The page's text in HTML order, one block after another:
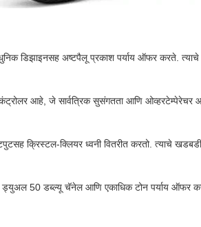
डिझाइनसह अष्टपैलू प्रकाश पर्याय ऑफर करते. त्याचे
आहे, जे सार्वत्रिक सुसंगतता आणि
क्रिस्टल-क्लियर ध्वनी वितरीत करतो. त्याचे
50 डब्ल्यू चॅनेल आणि एकाधिक टोन पर्याय ऑफर करते.